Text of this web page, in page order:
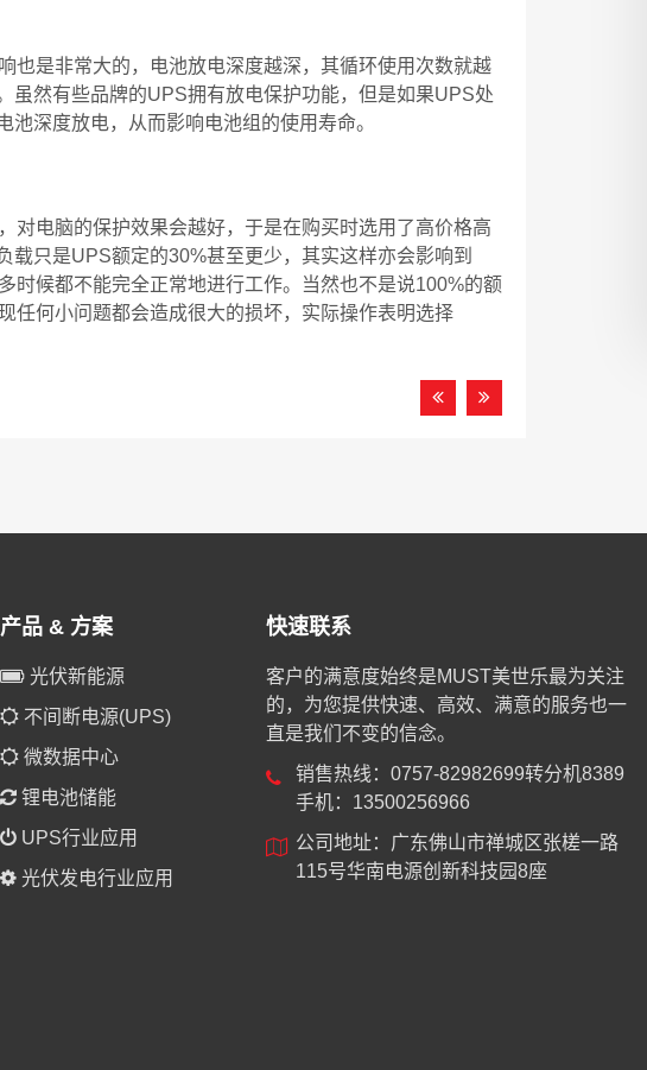
也是非常大的，电池放电深度越深，其循环使用次数就越
虽然有些品牌的UPS拥有放电保护功能，但是如果UPS处
深度放电，从而影响电池组的使用寿命。
对电脑的保护效果会越好，于是在购买时选用了高价格高
载只是UPS额定的30%甚至更少，其实这样亦会影响到
时候都不能完全正常地进行工作。当然也不是说100%的额
任何小问题都会造成很大的损坏，实际操作表明选择
产品 & 方案
光伏新能源
不间断电源(UPS)
微数据中心
锂电池储能
UPS行业应用
光伏发电行业应用
快速联系
客户的满意度始终是MUST美世乐最为关注
的，为您提供快速、高效、满意的服务也一
直是我们不变的信念。
销售热线：0757-82982699转分机8389
手机：13500256966
公司地址：广东佛山市禅城区张槎一路
115号华南电源创新科技园8座